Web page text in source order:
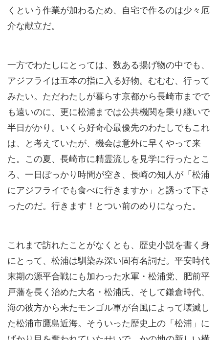
くという作業が加わるため、自宅で作るのは少々厄
介な献立だ。
一方でわたしにとっては、数ある揚げ物の中でも、
アジフライは五本の指に入る好物。むむむ、行って
みたい。ただわたしが暮らす京都から長崎市までで
も遠いのに、更に松浦までは公共機関を乗り継いで
半日がかり。いくら好奇心最優先のわたしでもこれ
は、と考えていたが、機会は意外に早くやって来
た。この夏、長崎市に精霊流しを見学に行ったとこ
ろ、一日ぽっかり時間が空き、長崎の知人が「松浦
にアジフライでも食べに行きますか」と誘って下さ
ったのだ。行きます！とつい前のめりになった。
これまで訪れたことがなくとも、歴史小説を書く身
にとって、松浦は馴染み深い固有名詞だ。平安時代
末期の源平合戦にも加わった水軍・松浦党、肥前平
戸藩を長く治めた大名・松浦氏、そして鎌倉時代、
海の彼方から来たモンゴル軍が台風によって壊滅し
た松浦市鷹島近海。そういった歴史上の「松浦」に